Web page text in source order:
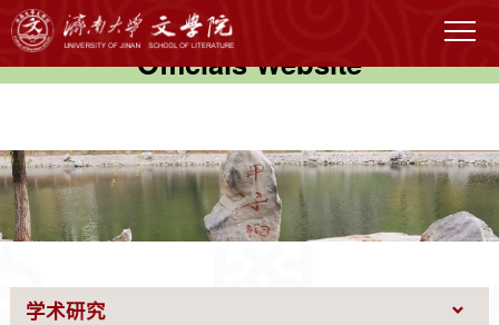
伟德国际(victor1946)官方网站-
Officials Website
学术研究